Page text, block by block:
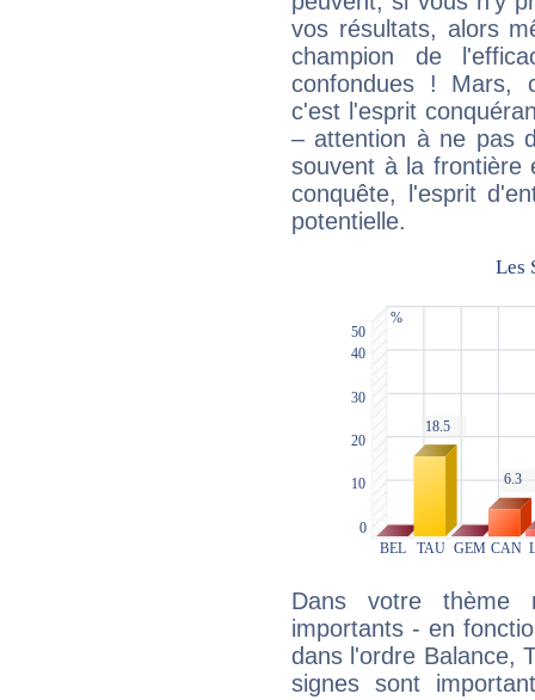
vos résultats, alors
champion de
confondues ! Mars,
c'est l'esprit
– attention à ne pas
souvent à la frontière
conquête, l'esprit
potentielle.
Dans votre thème
importants - en
dans l'ordre Balance,
signes sont